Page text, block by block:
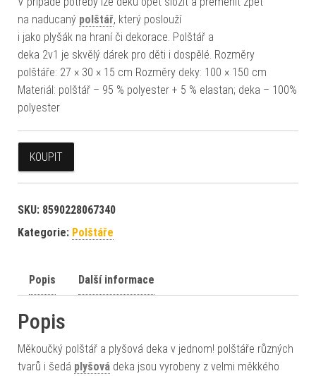
na naducaný polštář, který poslouží
i jako plyšák na hraní či dekorace. Polštář a
deka 2v1 je skvělý dárek pro děti i dospělé. Rozměry
polštáře: 27 × 30 × 15 cm Rozměry deky: 100 × 150 cm
Materiál: polštář – 95 % polyester + 5 % elastan; deka – 100%
polyester
KOUPIT
SKU: 8590228067340
Kategorie: Polštáře
Popis Další informace
Popis
Měkoučký polštář a plyšová deka v jednom! polštáře různých
tvarů i šedá plyšová deka jsou vyrobeny z velmi měkkého